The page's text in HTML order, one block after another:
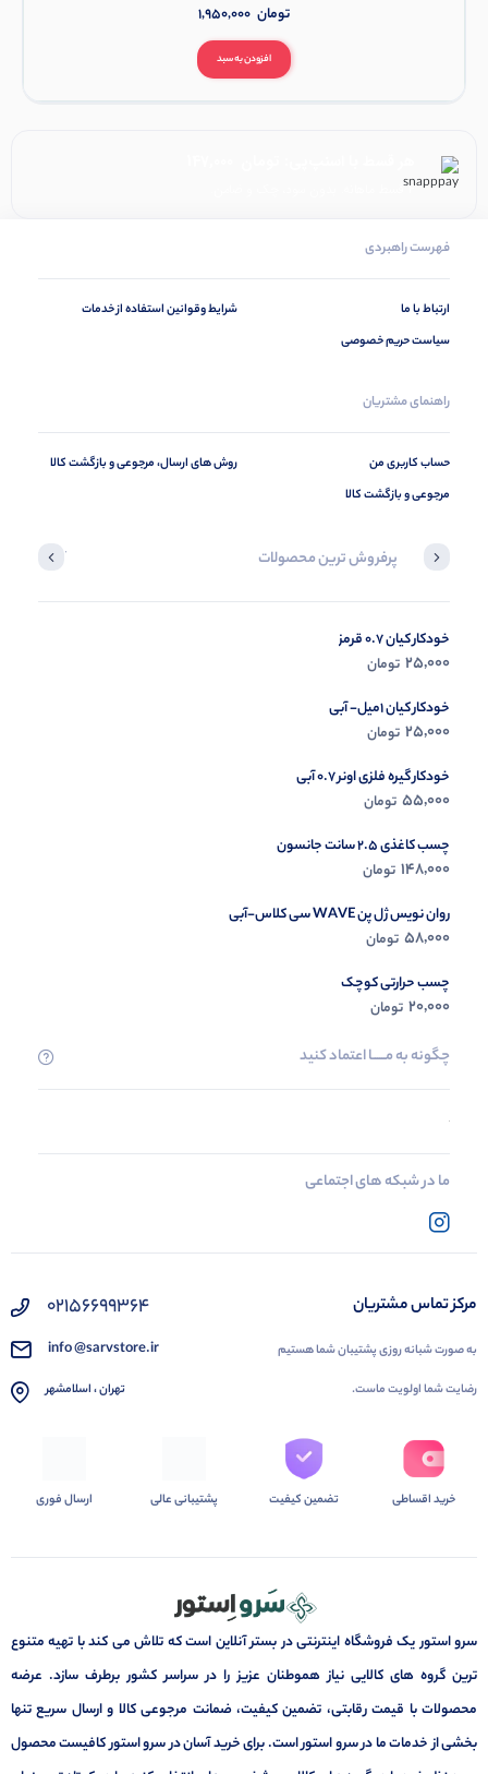
افزودن به سبد
1,950,000 تومان
۴ قسط ماهانه. بدون سود، چک و ضامن.
فهرست راهبردی
ارتباط با ما
سیاست حریم خصوصی
شرایط وقوانین استفاده از خدمات
راهنمای مشتریان
حساب کاربری من
مرجوعی و بازگشت کالا
روش های ارسال، مرجوعی و بازگشت کالا
پرفروش ترین محصولات آخرین
خودکار کیان 0.7 قرمز
25,000 تومان
خودکار کیان 1میل- آبی
25,000 تومان
خودکار گیره فلزی اونر 0.7 آبی
55,000 تومان
چسب کاغذی 2.5 سانت جانسون
148,000 تومان
روان نویس ژل پن WAVE سی کلاس-آبی
58,000 تومان
چسب حرارتی کوچک
20,000 تومان
چگونه به مــــــا اعتماد کنید
ما در شبکه های اجتماعی
مرکز تماس مشتریان
به صورت شبانه روزی پشتیبان شما هستیم
رضایت شما اولویت ماست.
02156699364
info @sarvstore.ir
تهران ، اسلامشهر
خرید اقساطی تضمین کیفیت پشتیبانی عالی ارسال فوری
سرو استور یک فروشگاه اینترنتی در بستر آنلاین است که تلاش می کند با تهیه متنوع
ترین گروه های کالایی نیاز هموطنان عزیز را در سراسر کشور برطرف سازد. عرضه
محصولات با قیمت رقابتی، تضمین کیفیت، ضمانت مرجوعی کالا و ارسال سریع تنها
بخشی از خدمات ما در سرو استور است. برای خرید آسان در سرو استور کافیست محصول